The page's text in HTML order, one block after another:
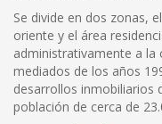
Se divide en dos zonas,
oriente y el área
administrativamente a la
mediados de los años
desarrollos inmobiliarios
población de cerca de